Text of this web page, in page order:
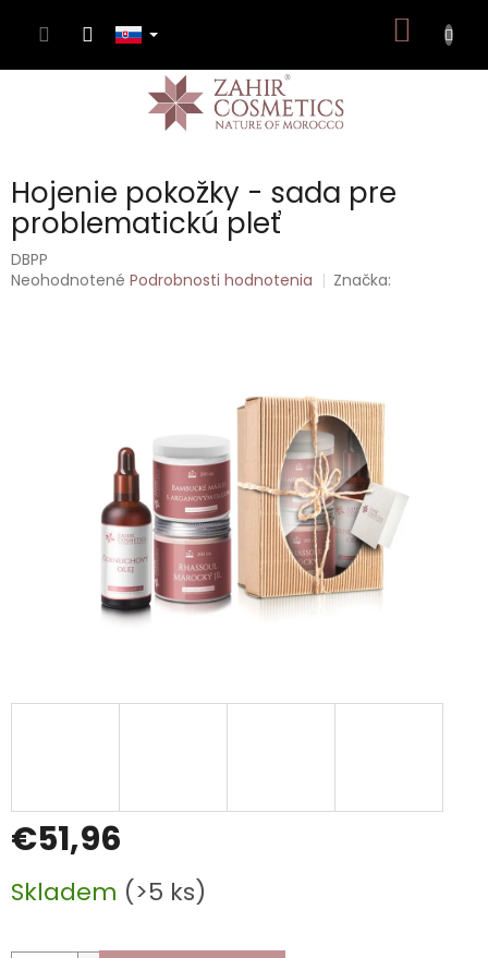
KOŠÍK
Hojenie pokožky - sada pre
problematickú pleť
DBPP
Priemerné
Neohodnotené Podrobnosti hodnotenia Značka:
€51,96
cena:
Skladem (>5 ks)